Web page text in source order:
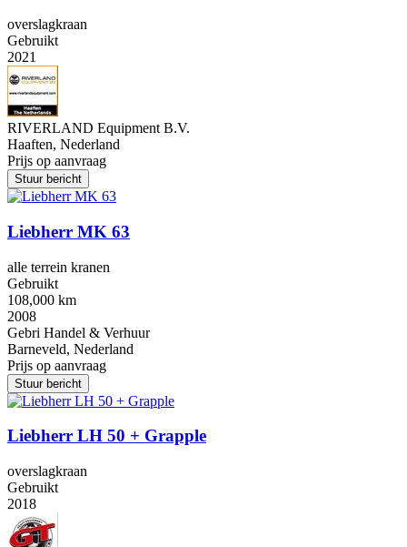
overslagkraan
Gebruikt
2021
RIVERLAND Equipment B.V.
Haaften, Nederland
Prijs op aanvraag
Stuur bericht
Liebherr MK 63
alle terrein kranen
Gebruikt
108,000 km
2008
Gebri Handel & Verhuur
Barneveld, Nederland
Prijs op aanvraag
Stuur bericht
Liebherr LH 50 + Grapple
overslagkraan
Gebruikt
2018